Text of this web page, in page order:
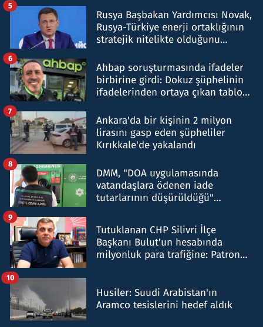
Rusya Başbakan Yardımcısı Novak,
Rusya-Türkiye enerji ortaklığının
stratejik nitelikte olduğunu
5
Ahbap soruşturmasında ifadeler
birbirine girdi: Dokuz şüphelinin
ifadelerinden ortaya çıkan tablo
6
Ankara'da bir kişinin 2 milyon
lirasını gasp eden şüpheliler
Kırıkkale'de yakalandı
7
DMM, "DOA uygulamasında
vatandaşlara ödenen iade
tutarlarının düşürüldüğü"
8
Tutuklanan CHP Silivri İlçe
Başkanı Bulut'un hesabında
milyonluk para trafiğine: Patron
9
Husiler: Suudi Arabistan'ın
Aramco tesislerini hedef aldık
10